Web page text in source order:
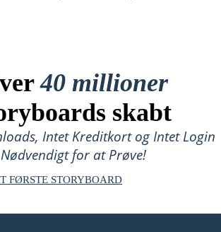
40 millioner
skabt
Intet Kreditkort og Intet Login
Nødvendigt for at Prøve!
FØRSTE STORYBOARD